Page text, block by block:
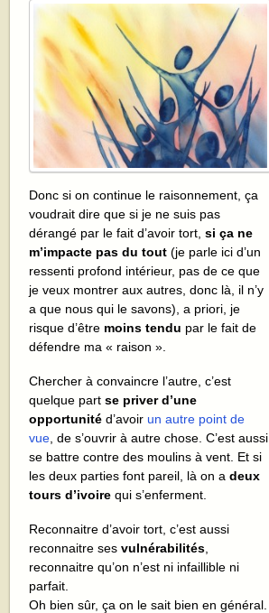
Donc si on continue le raisonnement, ça
voudrait dire que si je ne suis pas
dérangé par le fait d’avoir tort,si ça ne
m’impacte pas du tout (je parle ici d’un
ressenti profond intérieur, pas de ce que
je veux montrer aux autres, donc là, il n’y
a que nous qui le savons), a priori, je
risque d’être moins tendu par le fait de
défendre ma « raison ».
Chercher à convaincre l’autre, c’est
quelque partse priver d’une
opportunité d’avoir un autre point de
vue , de s’ouvrir à autre chose. C’est aussi
se battre contre des moulins à vent. Et si
les deux parties font pareil, là on adeux
tours d’ivoire qui s’enferment.
Reconnaitre d’avoir tort, c’est aussi
reconnaitre sesvulnérabilités
reconnaitre qu’on n’est ni infaillible ni
parfait.
Oh bien sûr, ça on le sait bien en général.